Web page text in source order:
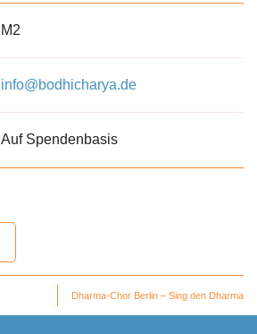
M2
info@bodhicharya.de
Auf Spendenbasis
Dharma-Chor Berlin – Sing den Dharma